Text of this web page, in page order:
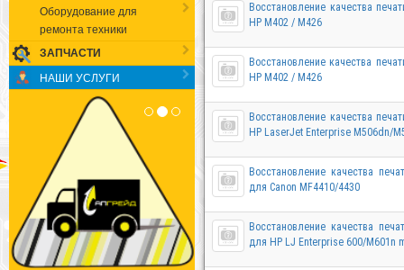
Оборудование для
ремонта техники
ЗАПЧАСТИ
НАШИ УСЛУГИ
Восстановление качества
HP M402 / M426
Восстановление качества
HP M402 / M426
Восстановление качества
HP LaserJet Enterprise M506dn/
Восстановление качества
для Canon MF4410/4430
Восстановление качества
для HP LJ Enterprise 600/M601n